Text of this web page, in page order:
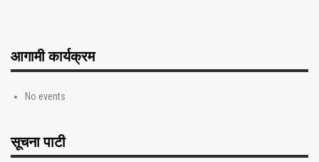
आगामी कार्यक्रम
No events
सूचना पाटी